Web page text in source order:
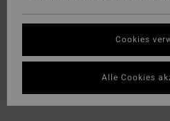
Cookies
Alle Cookies